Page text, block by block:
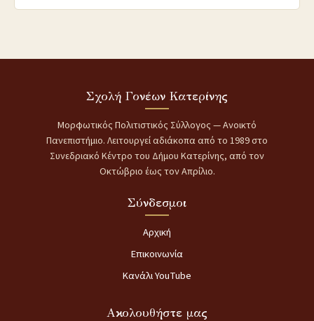
Σχολή Γονέων Κατερίνης
Μορφωτικός Πολιτιστικός Σύλλογος — Ανοικτό
Πανεπιστήμιο. Λειτουργεί αδιάκοπα από το 1989 στο
Συνεδριακό Κέντρο του Δήμου Κατερίνης, από τον
Οκτώβριο έως τον Απρίλιο.
Σύνδεσμοι
Αρχική
Επικοινωνία
Κανάλι YouTube
Ακολουθήστε μας